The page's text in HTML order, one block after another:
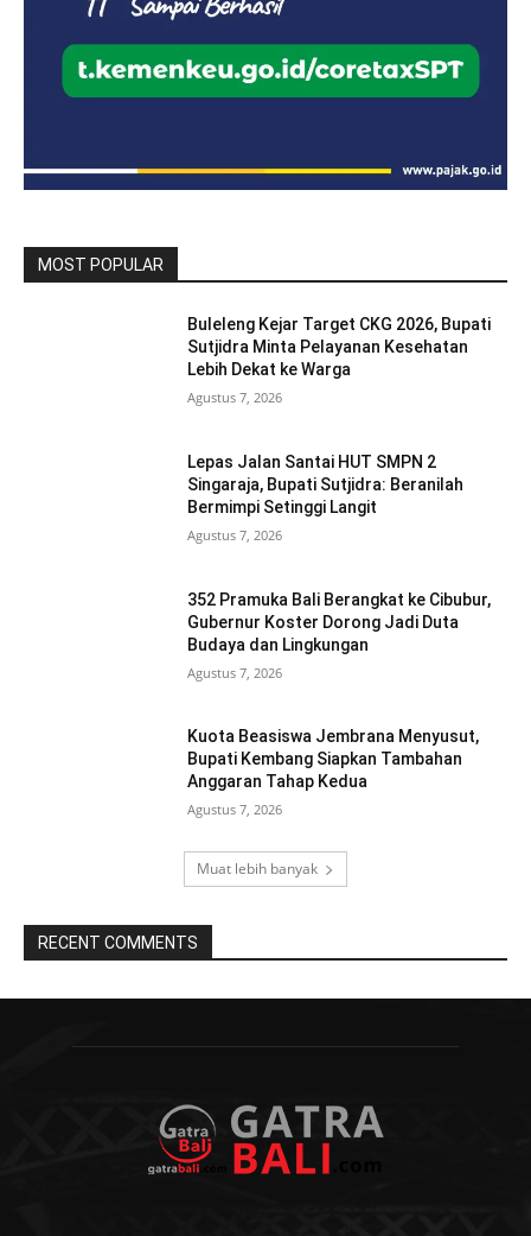
MOST POPULAR
Buleleng Kejar Target CKG 2026, Bupati
Sutjidra Minta Pelayanan Kesehatan
Lebih Dekat ke Warga
Agustus 7, 2026
Lepas Jalan Santai HUT SMPN 2
Singaraja, Bupati Sutjidra: Beranilah
Bermimpi Setinggi Langit
Agustus 7, 2026
352 Pramuka Bali Berangkat ke Cibubur,
Gubernur Koster Dorong Jadi Duta
Budaya dan Lingkungan
Agustus 7, 2026
Kuota Beasiswa Jembrana Menyusut,
Bupati Kembang Siapkan Tambahan
Anggaran Tahap Kedua
Agustus 7, 2026
Muat lebih banyak
RECENT COMMENTS